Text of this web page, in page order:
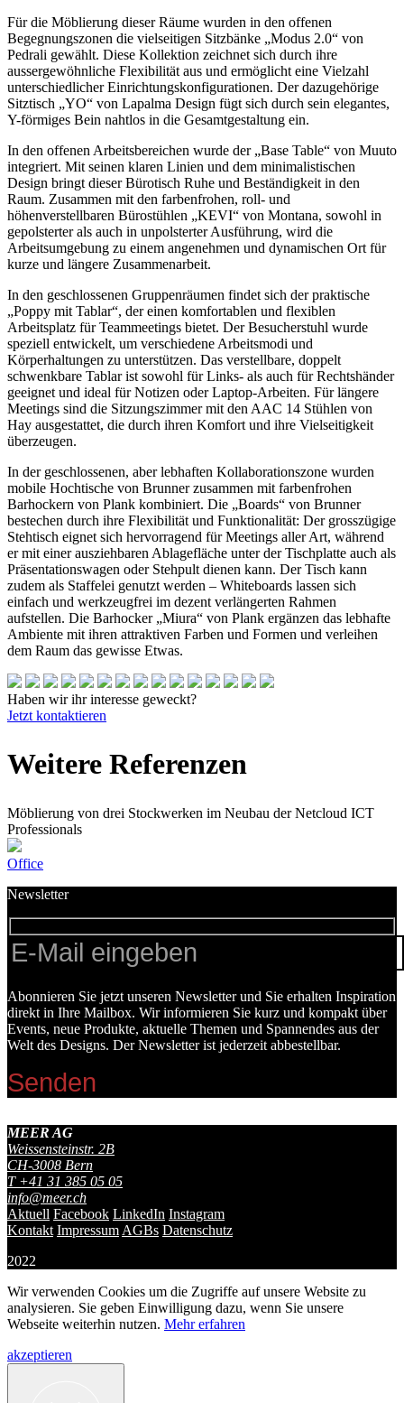
Für die Möblierung dieser Räume wurden in den offenen
Begegnungszonen die vielseitigen Sitzbänke „Modus 2.0“ von
Pedrali gewählt. Diese Kollektion zeichnet sich durch ihre
aussergewöhnliche Flexibilität aus und ermöglicht eine Vielzahl
unterschiedlicher Einrichtungskonfigurationen. Der dazugehörige
Sitztisch „YO“ von Lapalma Design fügt sich durch sein elegantes,
Y-förmiges Bein nahtlos in die Gesamtgestaltung ein.
In den offenen Arbeitsbereichen wurde der „Base Table“ von Muuto
integriert. Mit seinen klaren Linien und dem minimalistischen
Design bringt dieser Bürotisch Ruhe und Beständigkeit in den
Raum. Zusammen mit den farbenfrohen, roll- und
höhenverstellbaren Bürostühlen „KEVI“ von Montana, sowohl in
gepolsterter als auch in unpolsterter Ausführung, wird die
Arbeitsumgebung zu einem angenehmen und dynamischen Ort für
kurze und längere Zusammenarbeit.
In den geschlossenen Gruppenräumen findet sich der praktische
„Poppy mit Tablar“, der einen komfortablen und flexiblen
Arbeitsplatz für Teammeetings bietet. Der Besucherstuhl wurde
speziell entwickelt, um verschiedene Arbeitsmodi und
Körperhaltungen zu unterstützen. Das verstellbare, doppelt
schwenkbare Tablar ist sowohl für Links- als auch für Rechtshänder
geeignet und ideal für Notizen oder Laptop-Arbeiten. Für längere
Meetings sind die Sitzungszimmer mit den AAC 14 Stühlen von
Hay ausgestattet, die durch ihren Komfort und ihre Vielseitigkeit
überzeugen.
In der geschlossenen, aber lebhaften Kollaborationszone wurden
mobile Hochtische von Brunner zusammen mit farbenfrohen
Barhockern von Plank kombiniert. Die „Boards“ von Brunner
bestechen durch ihre Flexibilität und Funktionalität: Der grosszügige
Stehtisch eignet sich hervorragend für Meetings aller Art, während
er mit einer ausziehbaren Ablagefläche unter der Tischplatte auch als
Präsentationswagen oder Stehpult dienen kann. Der Tisch kann
zudem als Staffelei genutzt werden – Whiteboards lassen sich
einfach und werkzeugfrei im dezent verlängerten Rahmen
aufstellen. Die Barhocker „Miura“ von Plank ergänzen das lebhafte
Ambiente mit ihren attraktiven Farben und Formen und verleihen
dem Raum das gewisse Etwas.
Haben wir ihr interesse geweckt?
Jetzt kontaktieren
Weitere Referenzen
Möblierung von drei Stockwerken im Neubau der Netcloud ICT
Professionals
Office
Newsletter
Abonnieren Sie jetzt unseren Newsletter und Sie erhalten Inspiration
direkt in Ihre Mailbox. Wir informieren Sie kurz und kompakt über
Events, neue Produkte, aktuelle Themen und Spannendes aus der
Welt des Designs. Der Newsletter ist jederzeit abbestellbar.
MEER AG
Weissensteinstr. 2B
CH-3008 Bern
T +41 31 385 05 05
info@meer.ch
Aktuell Facebook LinkedIn Instagram
Kontakt Impressum AGBs Datenschutz
2022
Wir verwenden Cookies um die Zugriffe auf unsere Website zu
analysieren. Sie geben Einwilligung dazu, wenn Sie unsere
Webseite weiterhin nutzen. Mehr erfahren
akzeptieren